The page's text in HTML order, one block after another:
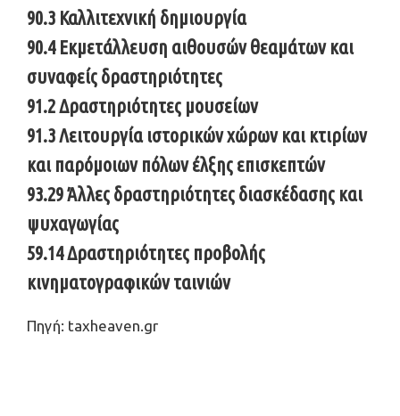
90.3 Καλλιτεχνική δημιουργία
90.4 Εκμετάλλευση αιθουσών θεαμάτων και
συναφείς δραστηριότητες
91.2 Δραστηριότητες μουσείων
91.3 Λειτουργία ιστορικών χώρων και κτιρίων
και παρόμοιων πόλων έλξης επισκεπτών
93.29 Άλλες δραστηριότητες διασκέδασης και
ψυχαγωγίας
59.14 Δραστηριότητες προβολής
κινηματογραφικών ταινιών
Πηγή: taxheaven.gr